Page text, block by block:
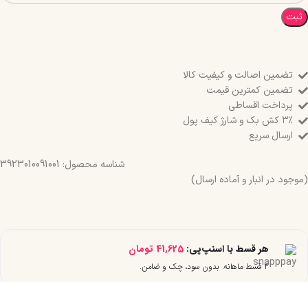
ثبت
تضمین اصالت و کیفیت کالا
تضمین کمترین قیمت
پرداخت اقساطی
۳٪ کش بک و شارژ کیف پول
ارسال سریع
شناسه محصول: 3923010091001
(موجود در انبار و آماده ارسال)
هر قسط با اسنپ‌پی: 41,625 تومان
۴ قسط ماهانه. بدون سود، چک و ضامن.